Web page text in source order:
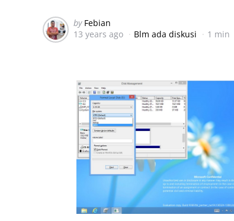
Posted
by
by Febian
13 years ago
Blm ada diskusi 1 min